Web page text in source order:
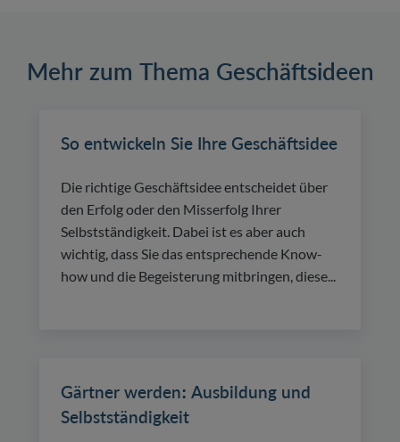
Mehr zum Thema Geschäftsideen
So entwickeln Sie Ihre Geschäftsidee
Die richtige Geschäftsidee entscheidet über
den Erfolg oder den Misserfolg Ihrer
Selbstständigkeit. Dabei ist es aber auch
wichtig, dass Sie das entsprechende Know-
how und die Begeisterung mitbringen, diese...
Gärtner werden: Ausbildung und
Selbstständigkeit